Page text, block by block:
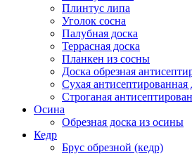
Плинтус липа
Уголок сосна
Палубная доска
Террасная доска
Планкен из сосны
Доска обрезная
Сухая антисептированная
Строганая
Осина
Обрезная доска из осины
Кедр
Брус обрезной (кедр)